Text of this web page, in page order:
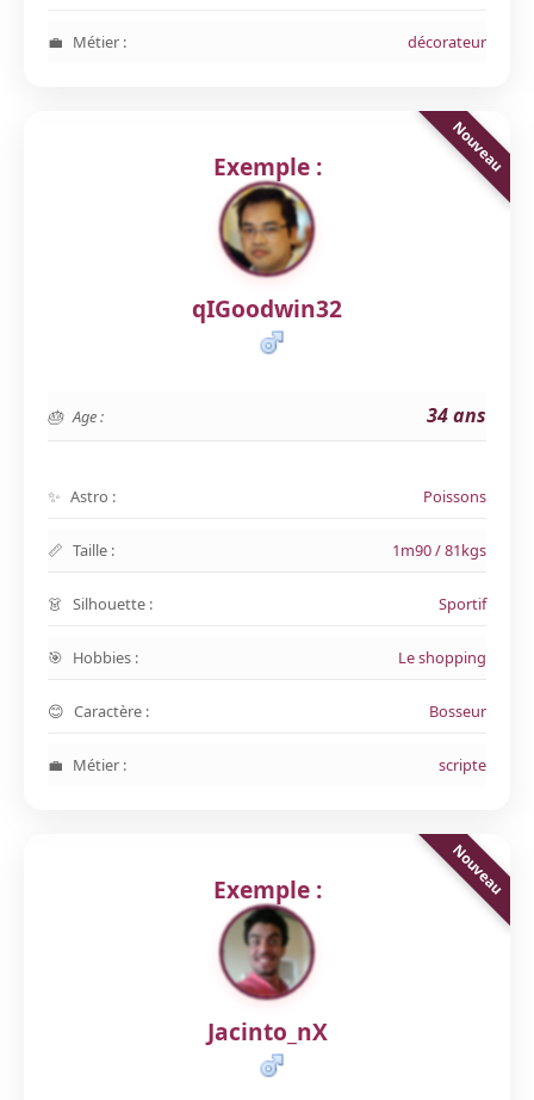
Métier : décorateur
Exemple :
qIGoodwin32
Age : 34 ans
Astro : Poissons
Taille : 1m90 / 81kgs
Silhouette : Sportif
Hobbies : Le shopping
Caractère : Bosseur
Métier : scripte
Exemple :
Jacinto_nX